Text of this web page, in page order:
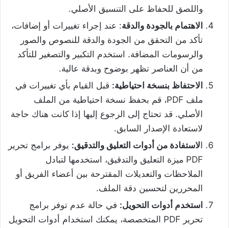
واللصق للحفاظ على التنسيق الأصلي.
الاهتمام بالجودة والدقة: عند إجراء تغييرات أو إضافات،
تأكد من التحقق من الجودة والدقة للنصوص والصور
والرسومات المضافة. استخدم التكبير والتصغير للتأكد
من أن العناصر تظهر بوضوح وبدقة عالية.
الاحتفاظ بنسخة احتياطية: قبل القيام بأي تغييرات في
ملف PDF، قم بحفظ نسخة احتياطية من الملف
الأصلي. قد تحتاج إلى الرجوع إليها إذا كانت هناك حاجة
لاستعادة الإصدار السابق.
لاستفادة من أدوات التعليق والتدقيق: يوفر برامج تحرير
PDF ميزة التعليق والتدقيق، استخدمها لتبادل
الملاحظات والتعديلات المقترحة بين أعضاء الفريق أو
المحررين لتحسين دقة الملف.
استخدم أدوات التحويل: في حالة عدم توفر برامج
تحرير PDF المتخصصة، يمكنك استخدام أدوات التحويل